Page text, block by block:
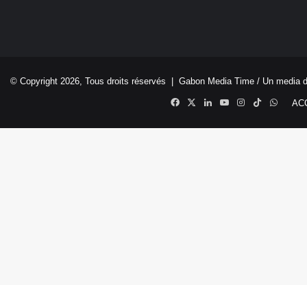
© Copyright 2026, Tous droits réservés | Gabon Media Time / Un media
Facebook
X LinkedinYouTubeInstagram
TikTok